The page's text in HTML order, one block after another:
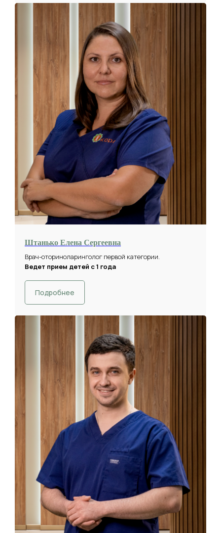
Штанько Елена Сергеевна
Врач-оториноларинголог первой категории.
Ведет прием детей с 1 года
Подробнее